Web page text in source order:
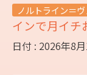
ノルトライン＝
インで月イチ
日付 : 2026年8